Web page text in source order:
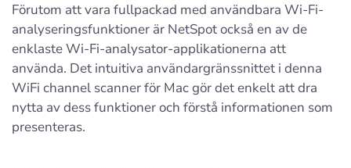
Förutom att vara fullpackad med användbara Wi-Fi-
analyseringsfunktioner är NetSpot också en av de
enklaste Wi-Fi-analysator-applikationerna att
använda. Det intuitiva användargränssnittet i denna
WiFi channel scanner för Mac gör det enkelt att dra
nytta av dess funktioner och förstå informationen som
presenteras.